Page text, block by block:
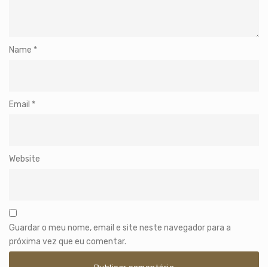
Name *
Email *
Website
Guardar o meu nome, email e site neste navegador para a
próxima vez que eu comentar.